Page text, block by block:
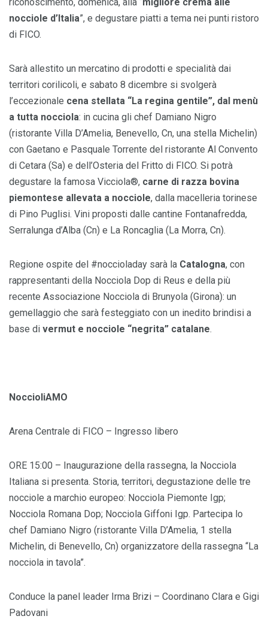
nocciole d’Italia”, e degustare piatti a tema nei punti ristoro
di FICO.
Sarà allestito un mercatino di prodotti e specialità dai
territori corilicoli, e sabato 8 dicembre si svolgerà
l’eccezionale cena stellata “La regina gentile”, dal menù
a tutta nocciola: in cucina gli chef Damiano Nigro
(ristorante Villa D’Amelia, Benevello, Cn, una stella Michelin)
con Gaetano e Pasquale Torrente del ristorante Al Convento
di Cetara (Sa) e dell’Osteria del Fritto di FICO. Si potrà
degustare la famosa Vicciola®, carne di razza bovina
piemontese allevata a nocciole, dalla macelleria torinese
di Pino Puglisi. Vini proposti dalle cantine Fontanafredda,
Serralunga d’Alba (Cn) e La Roncaglia (La Morra, Cn).
Regione ospite del #noccioladay sarà la Catalogna, con
rappresentanti della Nocciola Dop di Reus e della più
recente Associazione Nocciola di Brunyola (Girona): un
gemellaggio che sarà festeggiato con un inedito brindisi a
base di vermut e nocciole “negrita” catalane.
NoccioliAMO
Arena Centrale di FICO – Ingresso libero
ORE 15:00 – Inaugurazione della rassegna, la Nocciola
Italiana si presenta. Storia, territori, degustazione delle tre
nocciole a marchio europeo: Nocciola Piemonte Igp;
Nocciola Romana Dop; Nocciola Giffoni Igp. Partecipa lo
chef Damiano Nigro (ristorante Villa D’Amelia, 1 stella
Michelin, di Benevello, Cn) organizzatore della rassegna “La
nocciola in tavola”.
Conduce la panel leader Irma Brizi – Coordinano Clara e Gigi
Padovani